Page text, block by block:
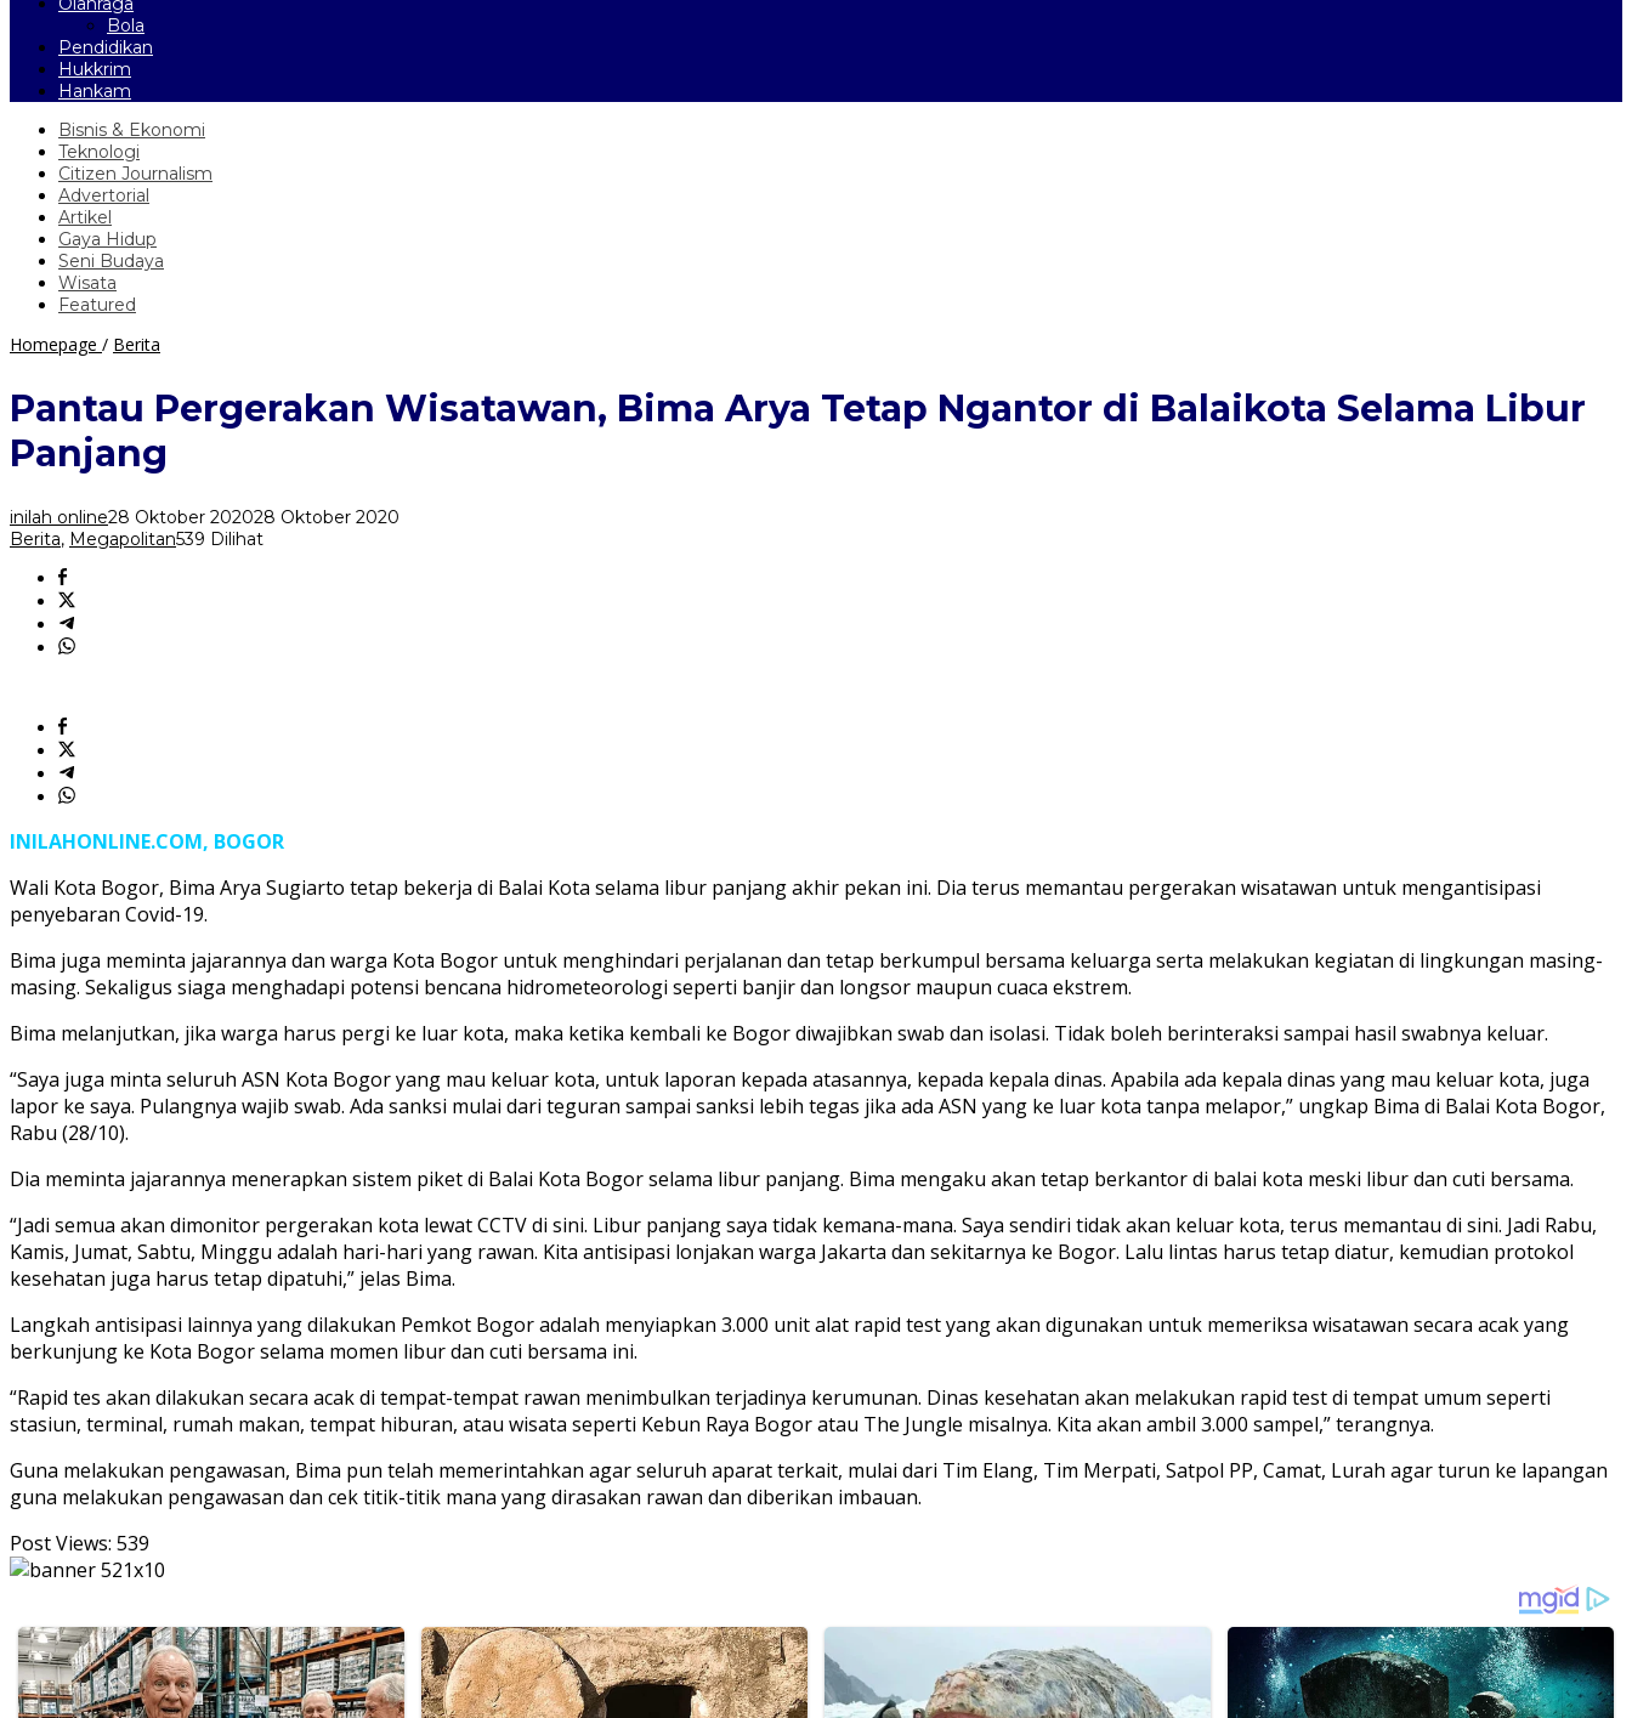
Bola
Pendidikan
Hukkrim
Hankam
Bisnis & Ekonomi
Teknologi
Citizen Journalism
Advertorial
Artikel
Gaya Hidup
Seni Budaya
Wisata
Featured
Homepage / Berita
Wisatawan,
Bima
Tetap
Balaikota
Selama
Pantau Pergerakan Wisatawan, Bima Arya Tetap Ngantor di Balaikota Selama Libur
Panjang
inilah online28 Oktober 202028 Oktober 2020
Berita, Megapolitan539 Dilihat
INILAHONLINE.COM, BOGOR
Wali Kota Bogor, Bima Arya Sugiarto tetap bekerja di Balai Kota selama libur panjang akhir pekan ini. Dia terus memantau pergerakan wisatawan untuk mengantisipasi
penyebaran Covid-19.
Bima juga meminta jajarannya dan warga Kota Bogor untuk menghindari perjalanan dan tetap berkumpul bersama keluarga serta melakukan kegiatan di lingkungan masing-
masing. Sekaligus siaga menghadapi potensi bencana hidrometeorologi seperti banjir dan longsor maupun cuaca ekstrem.
Bima melanjutkan, jika warga harus pergi ke luar kota, maka ketika kembali ke Bogor diwajibkan swab dan isolasi. Tidak boleh berinteraksi sampai hasil swabnya keluar.
“Saya juga minta seluruh ASN Kota Bogor yang mau keluar kota, untuk laporan kepada atasannya, kepada kepala dinas. Apabila ada kepala dinas yang mau keluar kota, juga
lapor ke saya. Pulangnya wajib swab. Ada sanksi mulai dari teguran sampai sanksi lebih tegas jika ada ASN yang ke luar kota tanpa melapor,” ungkap Bima di Balai Kota Bogor,
Rabu (28/10).
Dia meminta jajarannya menerapkan sistem piket di Balai Kota Bogor selama libur panjang. Bima mengaku akan tetap berkantor di balai kota meski libur dan cuti bersama.
“Jadi semua akan dimonitor pergerakan kota lewat CCTV di sini. Libur panjang saya tidak kemana-mana. Saya sendiri tidak akan keluar kota, terus memantau di sini. Jadi Rabu,
Kamis, Jumat, Sabtu, Minggu adalah hari-hari yang rawan. Kita antisipasi lonjakan warga Jakarta dan sekitarnya ke Bogor. Lalu lintas harus tetap diatur, kemudian protokol
kesehatan juga harus tetap dipatuhi,” jelas Bima.
Langkah antisipasi lainnya yang dilakukan Pemkot Bogor adalah menyiapkan 3.000 unit alat rapid test yang akan digunakan untuk memeriksa wisatawan secara acak yang
berkunjung ke Kota Bogor selama momen libur dan cuti bersama ini.
“Rapid tes akan dilakukan secara acak di tempat-tempat rawan menimbulkan terjadinya kerumunan. Dinas kesehatan akan melakukan rapid test di tempat umum seperti
stasiun, terminal, rumah makan, tempat hiburan, atau wisata seperti Kebun Raya Bogor atau The Jungle misalnya. Kita akan ambil 3.000 sampel,” terangnya.
Guna melakukan pengawasan, Bima pun telah memerintahkan agar seluruh aparat terkait, mulai dari Tim Elang, Tim Merpati, Satpol PP, Camat, Lurah agar turun ke lapangan
guna melakukan pengawasan dan cek titik-titik mana yang dirasakan rawan dan diberikan imbauan.
Post Views: 539